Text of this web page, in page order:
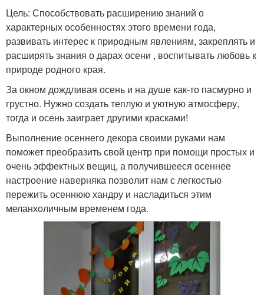
Цель: Способствовать расширению знаний о
характерных особенностях этого времени года,
развивать интерес к природным явлениям, закреплять и
расширять знания о дарах осени , воспитывать любовь к
природе родного края.
За окном дождливая осень и на душе как-то пасмурно и
грустно. Нужно создать теплую и уютную атмосферу,
тогда и осень заиграет другими красками!
Выполнение осеннего декора своими руками нам
поможет преобразить свой центр при помощи простых и
очень эффектных вещиц, а получившееся осеннее
настроение наверняка позволит нам с легкостью
пережить осеннюю хандру и насладиться этим
меланхоличным временем года.